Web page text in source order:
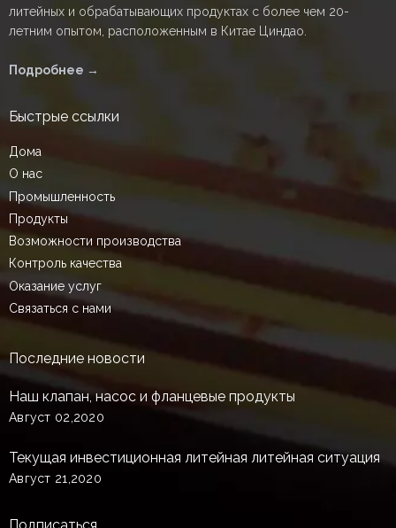
литейных и обрабатывающих продуктах с более чем 20-
летним опытом, расположенным в Китае Циндао.
Подробнее →
Быстрые ссылки
Дома
О нас
Промышленность
Продукты
Возможности производства
Контроль качества
Оказание услуг
Связаться с нами
Последние новости
Наш клапан, насос и фланцевые продукты
Август 02,2020
Текущая инвестиционная литейная литейная ситуация
Август 21,2020